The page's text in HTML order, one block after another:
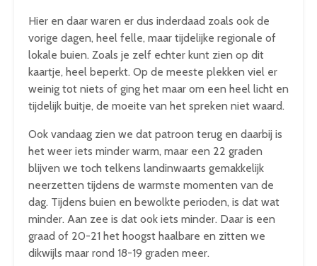
Hier en daar waren er dus inderdaad zoals ook de
vorige dagen, heel felle, maar tijdelijke regionale of
lokale buien. Zoals je zelf echter kunt zien op dit
kaartje, heel beperkt. Op de meeste plekken viel er
weinig tot niets of ging het maar om een heel licht en
tijdelijk buitje, de moeite van het spreken niet waard.
Ook vandaag zien we dat patroon terug en daarbij is
het weer iets minder warm, maar een 22 graden
blijven we toch telkens landinwaarts gemakkelijk
neerzetten tijdens de warmste momenten van de
dag. Tijdens buien en bewolkte perioden, is dat wat
minder. Aan zee is dat ook iets minder. Daar is een
graad of 20-21 het hoogst haalbare en zitten we
dikwijls maar rond 18-19 graden meer.